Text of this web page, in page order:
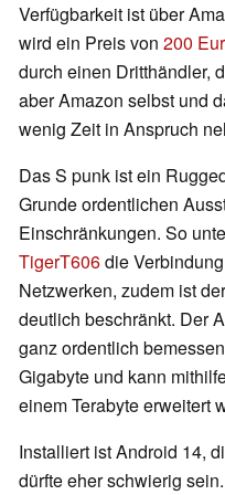
Verfügbarkeit ist über
wird ein Preis von 200
durch einen Dritthändler,
aber Amazon selbst und
wenig Zeit in Anspruch
Das S punk ist ein
Grunde ordentlichen
Einschränkungen. So
TigerT606die
Netzwerken, zudem ist
deutlich beschränkt. Der
ganz ordentlich
Gigabyte und kann
einem Terabyte erweitert
Installiert ist Android 14,
dürfte eher schwierig